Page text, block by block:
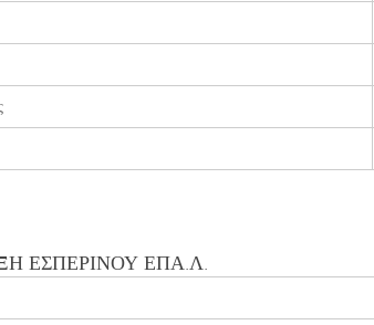
ΕΣΠΕΡΙΝΟΥ ΕΠΑ.Λ.